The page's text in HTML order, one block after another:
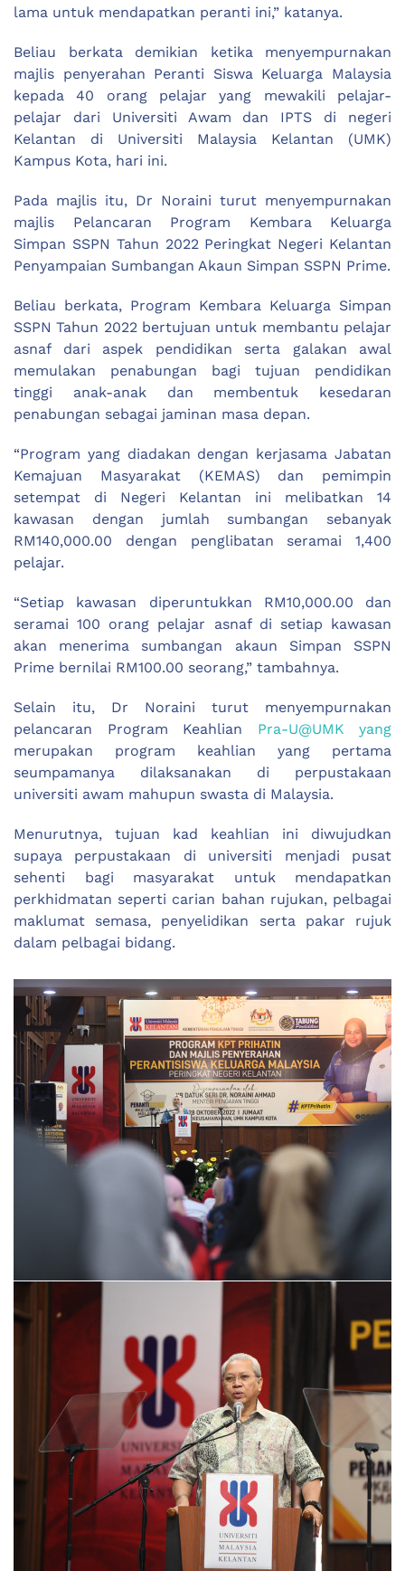
lama untuk mendapatkan peranti ini,” katanya.
Beliau berkata demikian ketika menyempurnakan
majlis penyerahan Peranti Siswa Keluarga Malaysia
kepada 40 orang pelajar yang mewakili pelajar-
pelajar dari Universiti Awam dan IPTS di negeri
Kelantan di Universiti Malaysia Kelantan (UMK)
Kampus Kota, hari ini.
Pada majlis itu, Dr Noraini turut menyempurnakan
majlis Pelancaran Program Kembara Keluarga
Simpan SSPN Tahun 2022 Peringkat Negeri Kelantan
Penyampaian Sumbangan Akaun Simpan SSPN Prime.
Beliau berkata, Program Kembara Keluarga Simpan
SSPN Tahun 2022 bertujuan untuk membantu pelajar
asnaf dari aspek pendidikan serta galakan awal
memulakan penabungan bagi tujuan pendidikan
tinggi anak-anak dan membentuk kesedaran
penabungan sebagai jaminan masa depan.
“Program yang diadakan dengan kerjasama Jabatan
Kemajuan Masyarakat (KEMAS) dan pemimpin
setempat di Negeri Kelantan ini melibatkan 14
kawasan dengan jumlah sumbangan sebanyak
RM140,000.00 dengan penglibatan seramai 1,400
pelajar.
“Setiap kawasan diperuntukkan RM10,000.00 dan
seramai 100 orang pelajar asnaf di setiap kawasan
akan menerima sumbangan akaun Simpan SSPN
Prime bernilai RM100.00 seorang,” tambahnya.
Selain itu, Dr Noraini turut menyempurnakan
pelancaran Program Keahlian Pra-U@UMK yang
merupakan program keahlian yang pertama
seumpamanya dilaksanakan di perpustakaan
universiti awam mahupun swasta di Malaysia.
Menurutnya, tujuan kad keahlian ini diwujudkan
supaya perpustakaan di universiti menjadi pusat
sehenti bagi masyarakat untuk mendapatkan
perkhidmatan seperti carian bahan rujukan, pelbagai
maklumat semasa, penyelidikan serta pakar rujuk
dalam pelbagai bidang.